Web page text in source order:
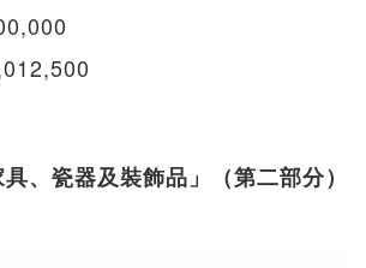
具、瓷器及裝飾品」（第二部分）